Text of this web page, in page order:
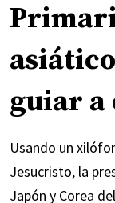
guiar a
Usando un
Jesucristo, la
Japón y Corea